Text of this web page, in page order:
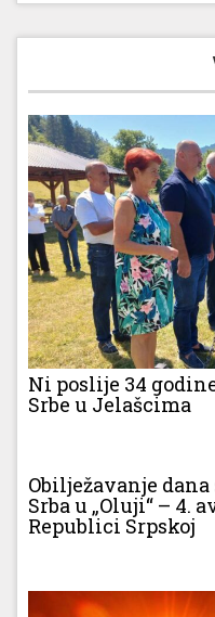
Ni poslije 34
Srbe u Jelašcima
Obilježavanje
Srba u „Oluji“ – 4.
Republici Srpskoj